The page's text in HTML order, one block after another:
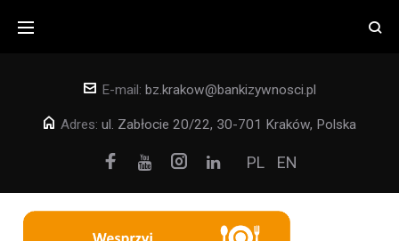
E-mail: bz.krakow@bankizywnosci.pl
Adres: ul. Zabłocie 20/22, 30-701 Kraków, Polska
FacebookInstagram
PL EN